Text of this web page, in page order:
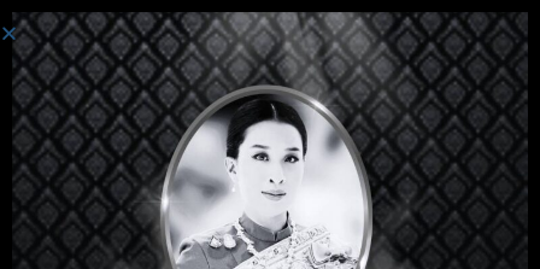
เข้าสู่ระบบ
Hey there, great course, right?
Do you like this course?